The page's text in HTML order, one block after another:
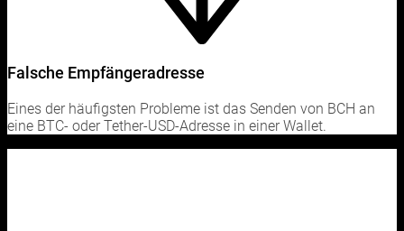
Falsche Empfängeradresse
Eines der häufigsten Probleme ist das Senden von BCH an
eine BTC- oder Tether-USD-Adresse in einer Wallet.